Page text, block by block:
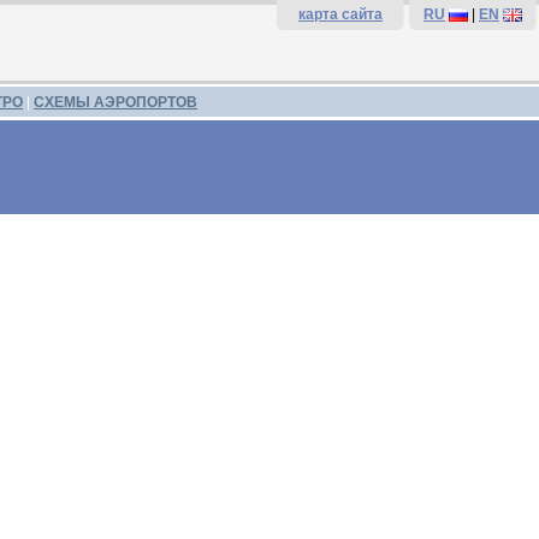
карта сайта RU EN
СХЕМЫ АЭРОПОРТОВ